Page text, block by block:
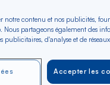
-
notre contenu et nos publicités,
Nous partageons également des
d'analyse et de
Accepter les